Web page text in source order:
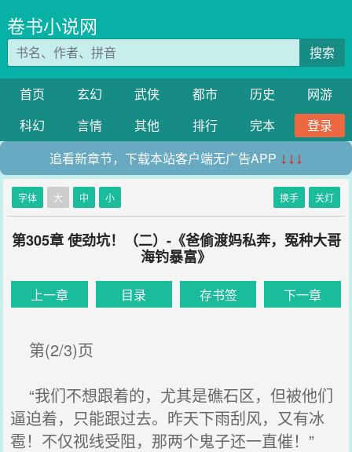
卷书小说网
搜索
首页 玄幻 武侠 都市 历史
网游
科幻
言情 其他 排行 完本
登录
追看新章节，下载本站客户端无广告APP ↓↓↓
字体 大 中 小 换手 关灯
第305章 使劲坑！（二）-《爸偷渡妈私奔，冤种大哥
海钓暴富》
上一章 目录 存书签 下一章
第(2/3)页
“我们不想跟着的，尤其是礁石区，但被他们
逼迫着，只能跟过去。昨天下雨刮风，又有冰
雹！不仅视线受阻，那两个鬼子还一直催！”